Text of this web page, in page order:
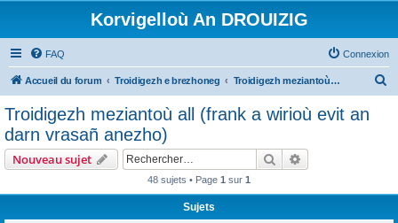
Korvigelloù An DROUIZIG
FAQ Connexion
Accueil du forum Troidigezh e brezhoneg Troidigezh meziantoù all (frank a wirioù evit an darn vrasañ anezho)
Troidigezh meziantoù all (frank a wirioù evit an
darn vrasañ anezho)
Nouveau sujet Rechercher
48 sujets • Page 1 sur 1
Sujets